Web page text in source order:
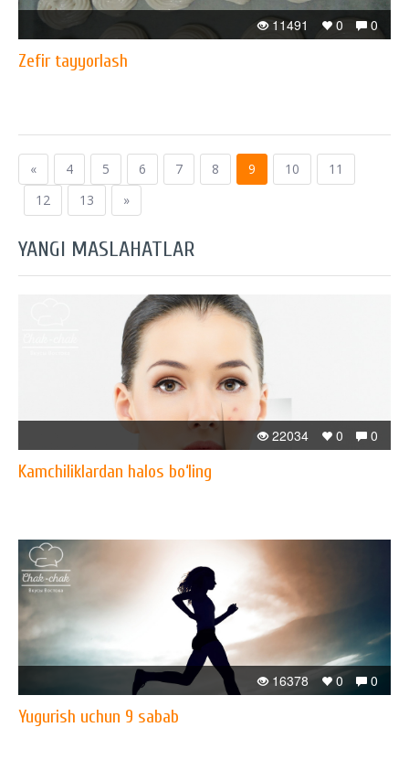
0
0
11491
Zefir tayyorlash
« 4 5 6 7 8 9 10
11
12
13 »
YANGI MASLAHATLAR
0
0
22034
Kamchiliklardan halos bo‘ling
0
0
16378
Yugurish uchun 9 sabab